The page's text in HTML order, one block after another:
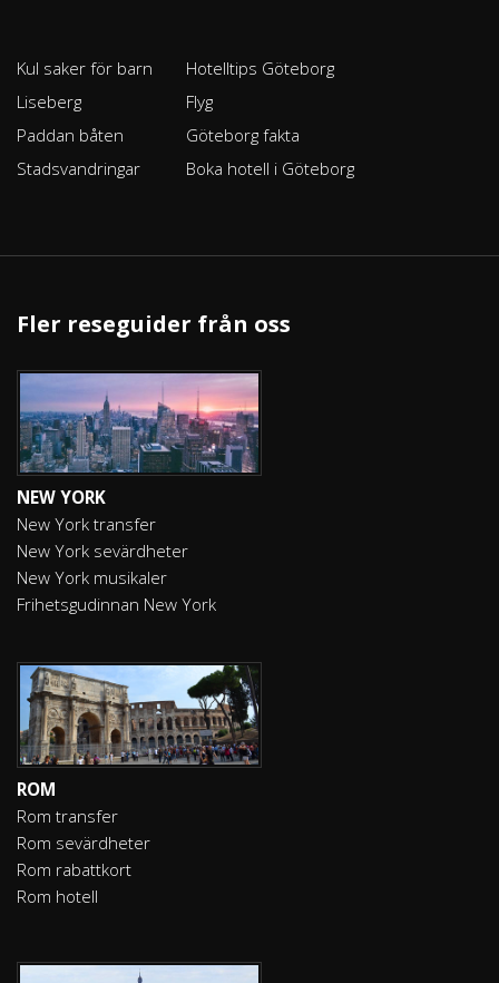
Kul saker för barn
Liseberg
Paddan båten
Stadsvandringar
Hotelltips Göteborg
Flyg
Göteborg fakta
Boka hotell i Göteborg
Fler reseguider från oss
NEW YORK
New York transfer
New York sevärdheter
New York musikaler
Frihetsgudinnan New York
ROM
Rom transfer
Rom sevärdheter
Rom rabattkort
Rom hotell